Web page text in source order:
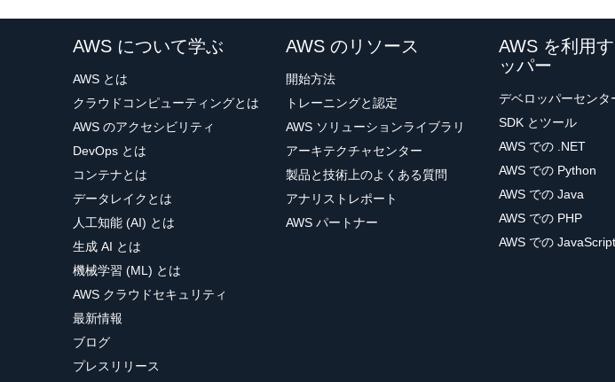
AWS について学ぶ
AWS とは
クラウドコンピューティングとは
AWS のアクセシビリティ
DevOps とは
コンテナとは
データレイクとは
人工知能 (AI) とは
生成 AI とは
機械学習 (ML) とは
AWS クラウドセキュリティ
最新情報
ブログ
プレスリリース
AWS のリソース
開始方法
トレーニングと認定
AWS ソリューションライブラリ
アーキテクチャセンター
製品と技術上のよくある質問
アナリストレポート
AWS パートナー
AWS を利用
ッパー
デベロッパーセンタ
SDK とツール
AWS での .NET
AWS での Python
AWS での Java
AWS での PHP
AWS での JavaScript